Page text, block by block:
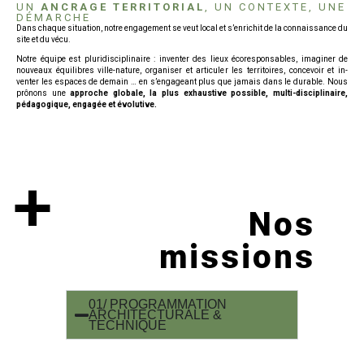
UN ANCRAGE TERRITORIAL , UN CONTEXTE, UNE
DÉMARCHE
Dans chaque situation, notre engagement se veut local et s’enrichit de la connaissance du
site et du vécu.
Notre équipe est pluridisciplinaire : inventer des lieux écoresponsables, imaginer de
nouveaux équilibres ville-nature, organiser et articuler les territoires, concevoir et in-
venter les espaces de demain … en s’engageant plus que jamais dans le durable. Nous
prônons une approche globale, la plus exhaustive possible, multi-disciplinaire,
pédagogique, engagée et évolutive.
+
Nos
missions
01/ PROGRAMMATION
ARCHITECTURALE &
TECHNIQUE